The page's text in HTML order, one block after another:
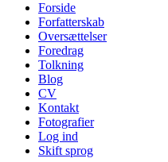
Forside
Forfatterskab
Oversættelser
Foredrag
Tolkning
Blog
CV
Kontakt
Fotografier
Log ind
Skift sprog